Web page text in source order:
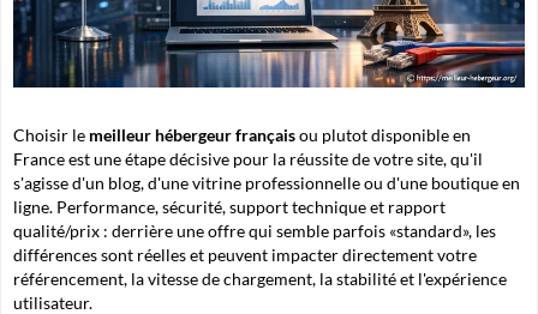
Choisir le meilleur hébergeur françaisou plutot disponible en
France est une étape décisive pour la réussite de votre site, qu'il
s'agisse d'un blog, d'une vitrine professionnelle ou d'une boutique en
ligne. Performance, sécurité, support technique et rapport
qualité/prix : derrière une offre qui semble parfois «standard», les
différences sont réelles et peuvent impacter directement votre
référencement, la vitesse de chargement, la stabilité et l'expérience
utilisateur.